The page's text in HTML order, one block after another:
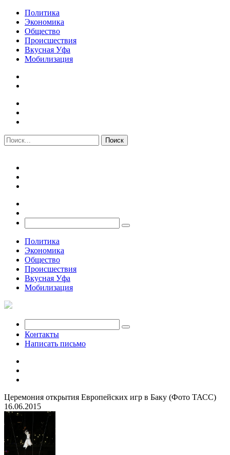
Политика
Экономика
Общество
Происшествия
Вкусная Уфа
Мобилизация
Политика
Экономика
Общество
Происшествия
Вкусная Уфа
Мобилизация
Контакты
Написать письмо
Церемония открытия Европейских игр в Баку (Фото ТАСС)
16.06.2015